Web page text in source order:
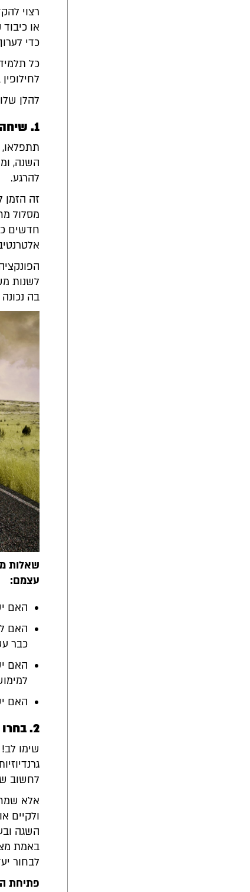
רצוי
או
כדי
כל
להלן
1. שיחה מקדימה ותיאום ציפיות
תתפלאו,
השנה,
להרגע.
זה הזמן
מסלול
חדשים
לשנות
בה
שאלות
עצמם:
האם
האם
כבר
האם
האם
2. בחרו יעד שאותו תרצו להגשים בשנה הבאה
שימו
לחשוב
אלא
ולקיים
השגה
באמת
לבחור
פתיחת